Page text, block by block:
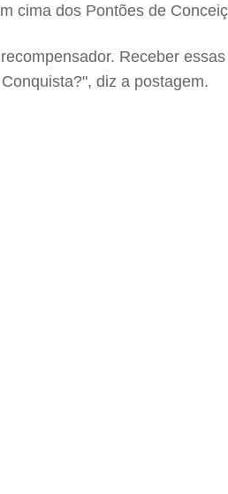
cima dos Pontões de
Receber
diz a postagem.